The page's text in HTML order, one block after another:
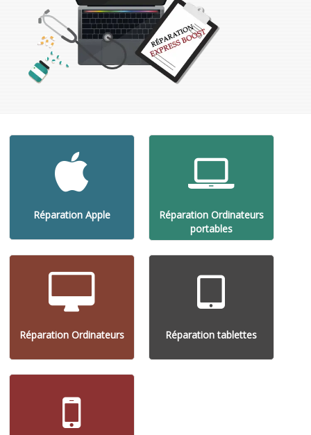
Réparation Apple
Réparation Ordinateurs
portables
Réparation Ordinateurs Réparation tablettes